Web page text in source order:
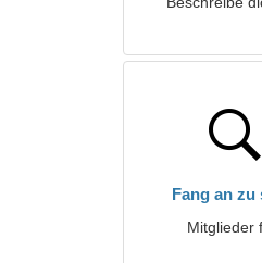
Fang an zu
Mitglieder